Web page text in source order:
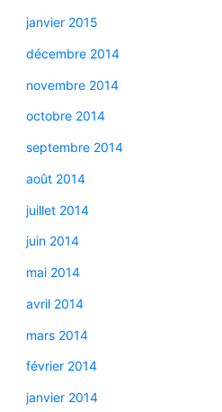
janvier 2015
décembre 2014
novembre 2014
octobre 2014
septembre 2014
août 2014
juillet 2014
juin 2014
mai 2014
avril 2014
mars 2014
février 2014
janvier 2014